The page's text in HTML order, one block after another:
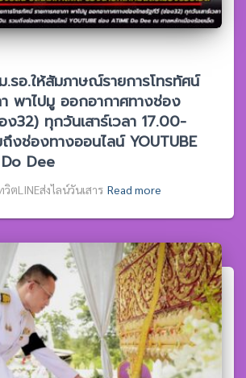
.รอ.ให้สัมภาษณ์รายการโทรทัศน์
พาไปมู ออกอากาศทางช่อง
32) ทุกวันเสาร์เวลา 17.00-
งช่องทางออนไลน์ YOUTUBE
Dee
ตLINEส่งไลน์วันเสาร Read more